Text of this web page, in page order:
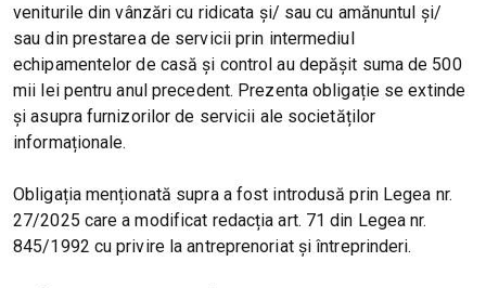
veniturile din vânzări cu ridicata și/ sau cu amănuntul și/
sau din prestarea de servicii prin intermediul
echipamentelor de casă și control au depășit suma de 500
mii lei pentru anul precedent. Prezenta obligație se extinde
și asupra furnizorilor de servicii ale societăților
informaționale.
Obligația menționată supra a fost introdusă prin Legea nr.
27/2025 care a modificat redacția art. 71 din Legea nr.
845/1992 cu privire la antreprenoriat și întreprinderi.